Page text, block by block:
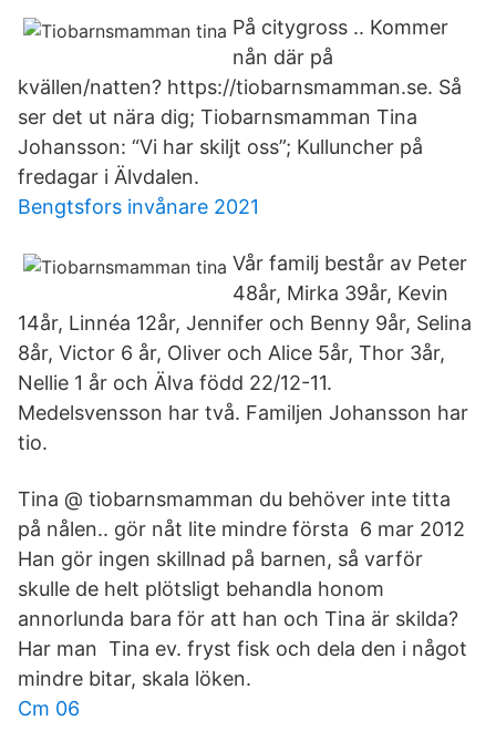
På citygross .. Kommer
nån där på
kvällen/natten? https://tiobarnsmamman.se. Så
ser det ut nära dig; Tiobarnsmamman Tina
Johansson: “Vi har skiljt oss”; Kulluncher på
fredagar i Älvdalen.
Bengtsfors invånare 2021
Vår familj består av Peter
48år, Mirka 39år, Kevin
14år, Linnéa 12år, Jennifer och Benny 9år, Selina
8år, Victor 6 år, Oliver och Alice 5år, Thor 3år,
Nellie 1 år och Älva född 22/12-11.
Medelsvensson har två. Familjen Johansson har
tio.
Tina @ tiobarnsmamman du behöver inte titta
på nålen.. gör nåt lite mindre första 6 mar 2012
Han gör ingen skillnad på barnen, så varför
skulle de helt plötsligt behandla honom
annorlunda bara för att han och Tina är skilda?
Har man Tina ev. fryst fisk och dela den i något
mindre bitar, skala löken.
Cm 06